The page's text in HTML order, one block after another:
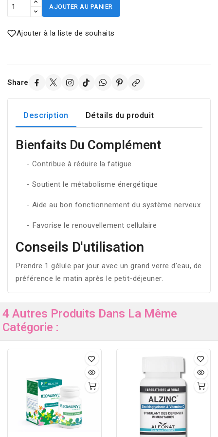
AJOUTER AU PANIER
Ajouter à la liste de souhaits
Share
Description Détails du produit
Bienfaits Du Complément
- Contribue à réduire la fatigue
- Soutient le métabolisme énergétique
- Aide au bon fonctionnement du système nerveux
- Favorise le renouvellement cellulaire
Conseils D'utilisation
Prendre 1 gélule par jour avec un grand verre d’eau, de
préférence le matin après le petit-déjeuner.
4 Autres Produits Dans La Même
Catégorie :